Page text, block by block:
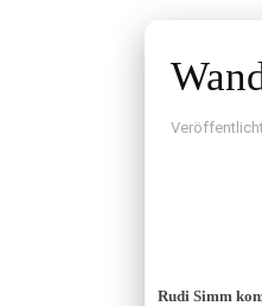
Rudi Simm